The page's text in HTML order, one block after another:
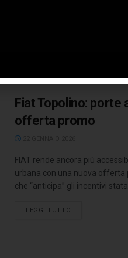
Fiat Topolino: porte
offerta promo
FIAT rende ancora più
urbana con una nuova offerta
che “anticipa” gli incentivi
LEGGI TUTTO